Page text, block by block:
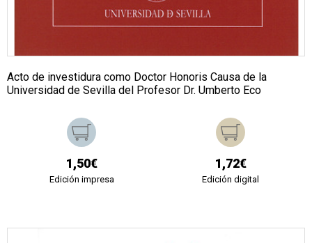
Acto de investidura como Doctor Honoris Causa de la
Universidad de Sevilla del Profesor Dr. Umberto Eco
1,50€
Edición impresa
1,72€
Edición digital